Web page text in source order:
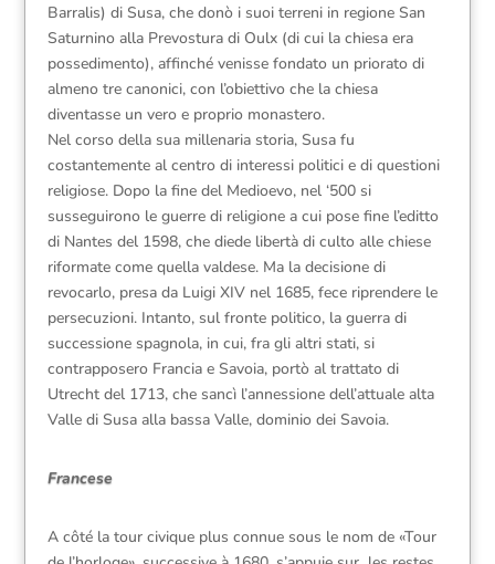
Barralis) di Susa, che donò i suoi terreni in regione San
Saturnino alla Prevostura di Oulx (di cui la chiesa era
possedimento), affinché venisse fondato un priorato di
almeno tre canonici, con l’obiettivo che la chiesa
diventasse un vero e proprio monastero.
Nel corso della sua millenaria storia, Susa fu
costantemente al centro di interessi politici e di questioni
religiose. Dopo la fine del Medioevo, nel ‘500 si
susseguirono le guerre di religione a cui pose fine l’editto
di Nantes del 1598, che diede libertà di culto alle chiese
riformate come quella valdese. Ma la decisione di
revocarlo, presa da Luigi XIV nel 1685, fece riprendere le
persecuzioni. Intanto, sul fronte politico, la guerra di
successione spagnola, in cui, fra gli altri stati, si
contrapposero Francia e Savoia, portò al trattato di
Utrecht del 1713, che sancì l’annessione dell’attuale alta
Valle di Susa alla bassa Valle, dominio dei Savoia.
Francese
A côté la tour civique plus connue sous le nom de «Tour